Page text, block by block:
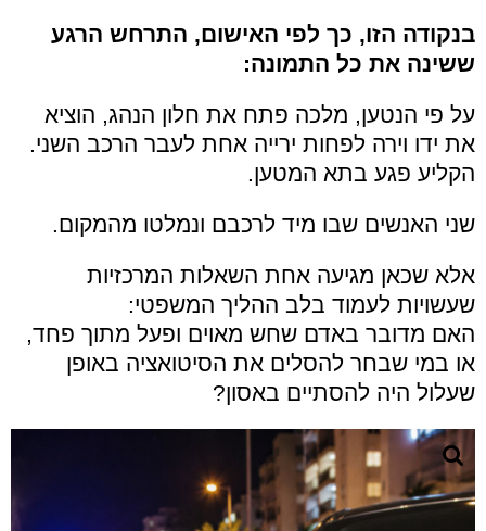
בנקודה הזו, כך לפי האישום, התרחש הרגע
ששינה את כל התמונה:
על פי הנטען, מלכה פתח את חלון הנהג, הוציא
את ידו וירה לפחות ירייה אחת לעבר הרכב השני.
הקליע פגע בתא המטען.
שני האנשים שבו מיד לרכבם ונמלטו מהמקום.
אלא שכאן מגיעה אחת השאלות המרכזיות
שעשויות לעמוד בלב ההליך המשפטי:
האם מדובר באדם שחש מאוים ופעל מתוך פחד,
או במי שבחר להסלים את הסיטואציה באופן
שעלול היה להסתיים באסון?